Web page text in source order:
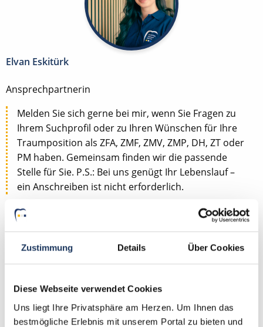
Zustimmung Details Über Cookies
Diese Webseite verwendet Cookies
Uns liegt Ihre Privatsphäre am Herzen. Um Ihnen das
bestmögliche Erlebnis mit unserem Portal zu bieten und
Elvan Eskitürk
Ansprechpartnerin
Melden Sie sich gerne bei mir, wenn Sie Fragen zu
Ihrem Suchprofil oder zu Ihren Wünschen für Ihre
Traumposition als ZFA, ZMF, ZMV, ZMP, DH, ZT oder
PM haben. Gemeinsam finden wir die passende
Stelle für Sie. P.S.: Bei uns genügt Ihr Lebenslauf –
ein Anschreiben ist nicht erforderlich.
Jetzt zur kostenlosen Stellenanfrage
Kontakt
Fax: +49 (0) 521 / 911 730 41
bewerbung@dzas.de